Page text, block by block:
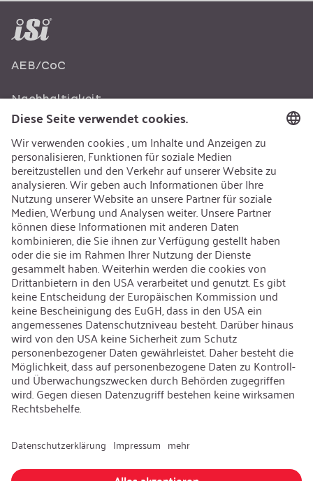
AEB/CoC
Nachhaltigkeit
Recycling
Nachhaltigkeit
Karriere
Offene Jobs
Kontakt
iSi Group
Produktkatalog
Garantieerweiterung
Unternehmenspolitik
Hinweisgebersystem
Code of Conduct
Sprache ändern: Deutsch